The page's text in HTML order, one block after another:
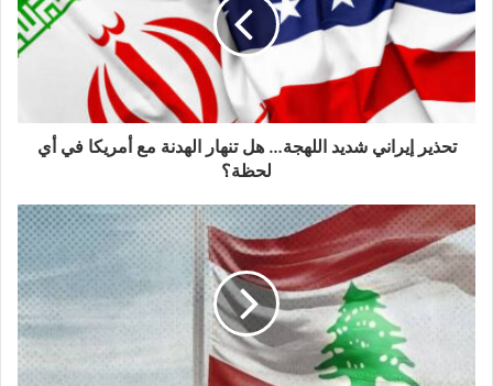
تحذير إيراني شديد اللهجة… هل تنهار الهدنة مع أمريكا في أي
لحظة؟